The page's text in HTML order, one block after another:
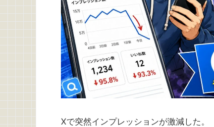
Xで突然インプレッションが激減した。